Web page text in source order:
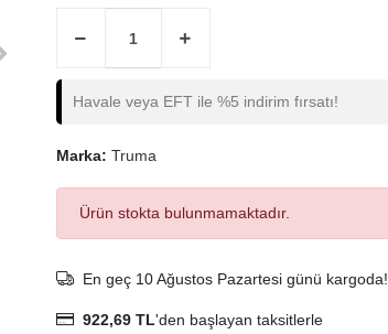
Havale veya EFT ile %5 indirim fırsatı!
Marka: Truma
Ürün stokta bulunmamaktadır.
En geç 10 Ağustos Pazartesi günü kargoda!
922,69 TL'den başlayan taksitlerle